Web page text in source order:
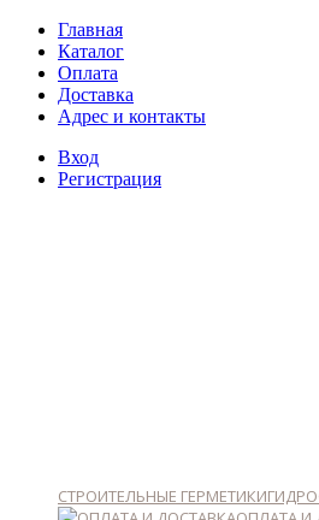
Главная
Каталог
Оплата
Доставка
Адрес и контакты
Вход
Регистрация
СТРОИТЕЛЬНЫЕ ГЕРМЕТИКИ